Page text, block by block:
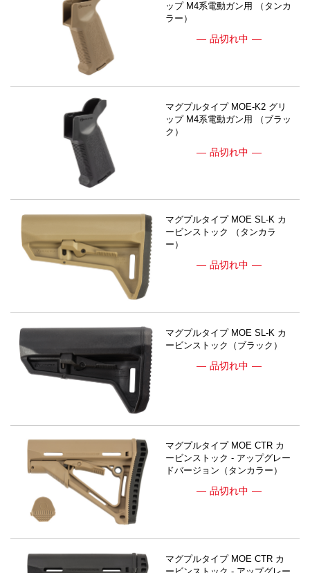
ップ M4系電動ガン用 （タンカ
ラー）
品切れ中
マグプルタイプ MOE-K2 グリ
ップ M4系電動ガン用 （ブラッ
ク）
品切れ中
マグプルタイプ MOE SL-K カ
ービンストック （タンカラ
ー）
品切れ中
マグプルタイプ MOE SL-K カ
ービンストック（ブラック）
品切れ中
マグプルタイプ MOE CTR カ
ービンストック - アップグレー
ドバージョン（タンカラー）
品切れ中
マグプルタイプ MOE CTR カ